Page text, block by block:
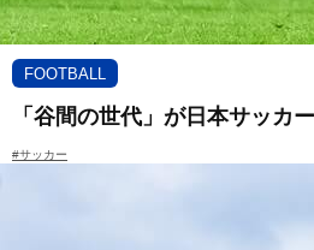
FOOTBALL
「谷間の世代」が日本サッカ
#サッカー